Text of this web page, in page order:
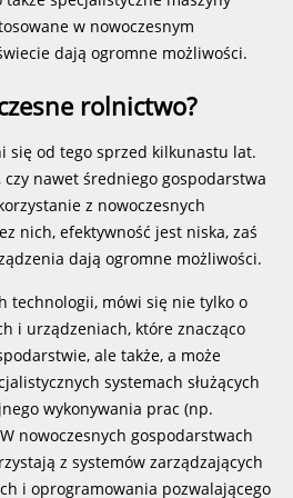
w nowoczesnym
dają ogromne możliwości.
rolnictwo?
się od tego sprzed kilkunastu lat.
nawet średniego gospodarstwa
z nowoczesnych
nich, efektywność jest niska, zaś
dają ogromne możliwości.
technologii, mówi się nie tylko o
i urządzeniach, które znacząco
ale także, a może
systemach służących
wykonywania prac (np.
nowoczesnych gospodarstwach
z systemów zarządzających
i oprogramowania pozwalającego